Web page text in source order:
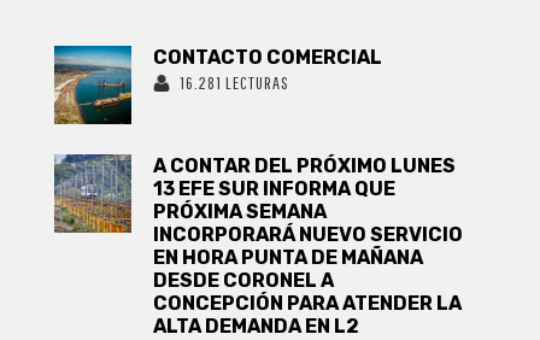
CONTACTO COMERCIAL
16.281 LECTURAS
A CONTAR DEL PRÓXIMO LUNES
13 EFE SUR INFORMA QUE
PRÓXIMA SEMANA
INCORPORARÁ NUEVO SERVICIO
EN HORA PUNTA DE MAÑANA
DESDE CORONEL A
CONCEPCIÓN PARA ATENDER LA
ALTA DEMANDA EN L2